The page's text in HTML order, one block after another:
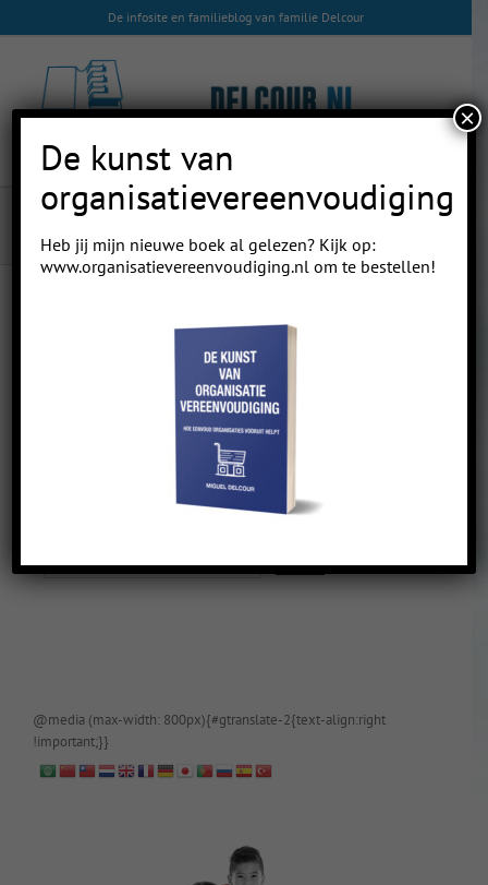
to
De infosite en familieblog van familie Delcour
Verjaardagsfeest
De blog is (tijdelijk) afgeschermd, als je toegang wilt, app of mail
@media (max-width: 800px){#gtranslate-2{text-align:right
!important;}}
De kunst van
organisatievereenvoudiging
Heb jij mijn nieuwe boek al gelezen? Kijk op:
www.organisatievereenvoudiging.nl om te bestellen!
×